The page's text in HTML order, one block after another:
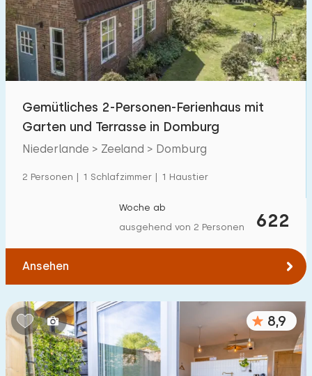
Schwimmbad 1
Eingezäunter Garten 78
Haustierfrei 185
Ladestation Auto
€ 0 — € 1000+
Schlafzimmern:
1 2 3 4
Gemütliches 2-Personen-Ferienhaus mit
Garten und Terrasse in Domburg
Niederlande > Zeeland > Domburg
2 Personen | 1 Schlafzimmer | 1 Haustier
622
Woche ab
ausgehend von 2 Personen
Ansehen
8,9